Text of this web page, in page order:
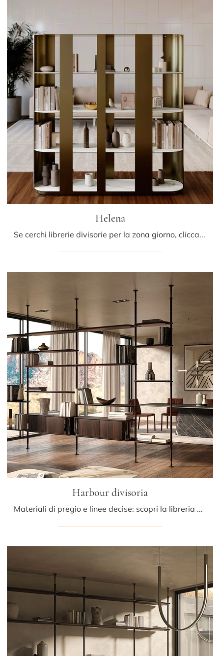
Helena
Se cerchi librerie divisorie per la zona giorno, clicca e scopri le nostre soluzioni design: il modello Helena Bontempi ti attende!
Harbour divisoria
Materiali di pregio e linee decise: scopri la libreria Harbour divisoria di Cattelan Italia tra le più belle Librerie design divisorie.